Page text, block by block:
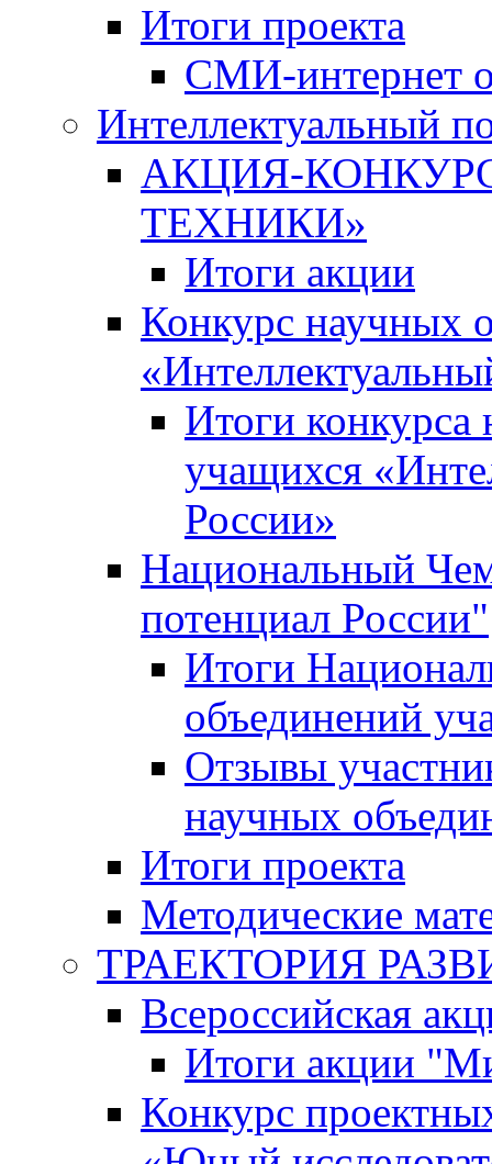
Итоги проекта
СМИ-интернет
Интеллектуальный
АКЦИЯ-
ТЕХНИКИ»
Итоги акции
Конкурс научных
Итоги
учащихся
России»
Национальный
потенциал России"
Итоги
объединений
Отзывы
научных
Итоги проекта
Методические
ТРАЕКТОРИЯ
Всероссийская
Итоги акции
Конкурс